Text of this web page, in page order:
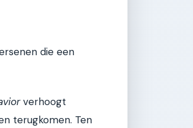
die een
verhoogt
terugkomen. Ten